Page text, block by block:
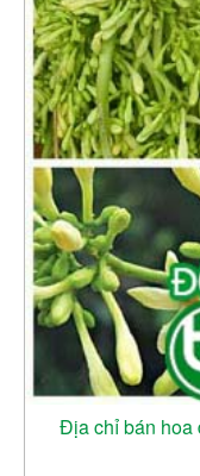
Địa chỉ bán hoa